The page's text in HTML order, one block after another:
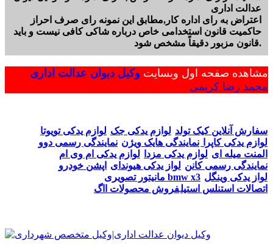
عدالت اداری
اعتراض به رای اداره کار,مطابق این نمونه رای صرف احراز
حاکمیت قانون استخدامی خاص درباره شاکی کافی نیست و باید
قانون مزبور دقیقاً مشخص شود.
مشاهده صفحه اول وبسایت وکیل دیوان عدالت اداری
محمد رضا کریمی
سفارش آنلاین کیک تولد لوازم یدکی جک لوازم یدکی تویوتا
لوازم یدکی کاپرا
نمایندگی هایک ویژن نمایندگی رسمی دوو
المنت میله ای لوازم یدکی مزدا
لوازم یدکی ام وی ام
نمایندگی رسمی کانن لواز یدکی هیوندای
اپشن خودرو
مانیتور تصویری bmw x3 لواز یدکی وینگل
اتصالات استنلس استیلفروش محصولات ااگ